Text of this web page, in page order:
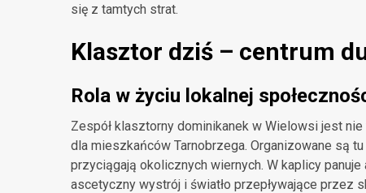
się z tamtych strat.
Klasztor dziś – centrum
Rola w życiu lokalnej
Zespół klasztorny dominikanek w Wielowsi jest
dla mieszkańców Tarnobrzega. Organizowane są
przyciągają okolicznych wiernych. W kaplicy
ascetyczny wystrój i światło przepływające przez